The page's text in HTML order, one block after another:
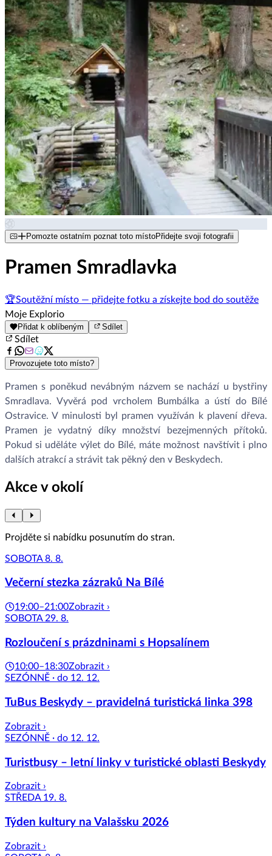
Pomozte ostatním poznat toto místoPřidejte svoji fotografii
Pramen Smradlavka
🏆Soutěžní místo — přidejte fotku a získejte bod do soutěže
Moje Explorio
Přidat k oblíbeným Sdílet
Sdílet
Provozujete toto místo?
Pramen s poněkud nevábným názvem se nachází u bystřiny
Smradlava. Vyvěrá pod vrcholem Bumbálka a ústí do Bílé
Ostravice. V minulosti byl pramen využíván k plavení dřeva.
Pramen je vydatný díky množství bezejmenných přítoků.
Pokud si uděláte výlet do Bílé, máte možnost navštívit i plno
dalších atrakcí a strávit tak pěkný den v Beskydech.
Akce v okolí
Projděte si nabídku posunutím do stran.
SOBOTA 8. 8.
Večerní stezka zázraků Na Bílé
19:00–21:00Zobrazit ›
SOBOTA 29. 8.
Rozloučení s prázdninami s Hopsalínem
10:00–18:30Zobrazit ›
SEZÓNNĚ · do 12. 12.
TuBus Beskydy – pravidelná turistická linka 398
Zobrazit ›
SEZÓNNĚ · do 12. 12.
Turistbusy – letní linky v turistické oblasti Beskydy
Zobrazit ›
STŘEDA 19. 8.
Týden kultury na Valašsku 2026
Zobrazit ›